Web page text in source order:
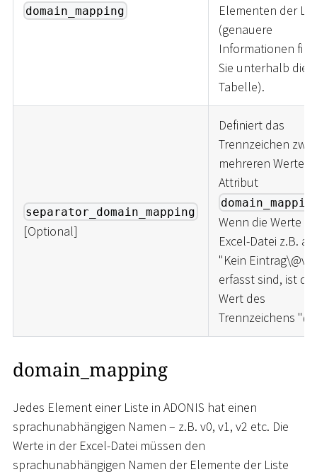
domain_mapping
Elementen der
(genauere
Informationen
Sie unterhalb
Tabelle).
separator_domain_mapping
[Optional]
Definiert das
Trennzeichen
mehreren Werten
Attribut
Wenn die Werte in
Excel-Datei z.B. als
"Kein
erfasst sind, ist der
Wert des
Trennzeichens
domain_mapping
Jedes Element einer Liste in ADONIS hat einen
sprachunabhängigen Namen – z.B. v0, v1, v2 etc. Die
Werte in der Excel-Datei müssen den
sprachunabhängigen Namen der Elemente der Liste